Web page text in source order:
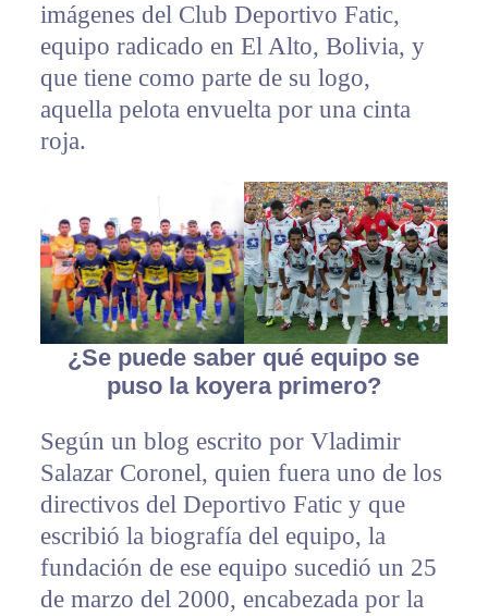
imágenes del Club Deportivo Fatic,
equipo radicado en El Alto, Bolivia, y
que tiene como parte de su logo,
aquella pelota envuelta por una cinta
roja.
¿Se puede saber qué equipo se
puso la koyera primero?
Según un blog escrito por Vladimir
Salazar Coronel, quien fuera uno de los
directivos del Deportivo Fatic y que
escribió la biografía del equipo, la
fundación de ese equipo sucedió un 25
de marzo del 2000, encabezada por la